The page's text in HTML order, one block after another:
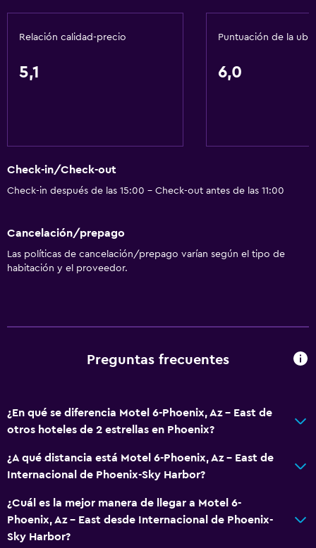
Aseo
Papel higiénico
Baño privado
Wifi gratis
Internet
Calefacción
Comedor
Estacionamiento privado
Sistema de entretenimiento
TV
Relación calidad-precio
5,1
Puntuación de la
6,0
Check-in/Check-out
Check-in después de las 15:00 - Check-out antes de las 11:00
Cancelación/prepago
Las políticas de cancelación/prepago varían según el tipo de
habitación y el proveedor.
Preguntas frecuentes
¿En qué se diferencia Motel 6-Phoenix, Az - East de
otros hoteles de 2 estrellas en Phoenix?
¿A qué distancia está Motel 6-Phoenix, Az - East de
Internacional de Phoenix-Sky Harbor?
¿Cuál es la mejor manera de llegar a Motel 6-
Phoenix, Az - East desde Internacional de Phoenix-
Sky Harbor?